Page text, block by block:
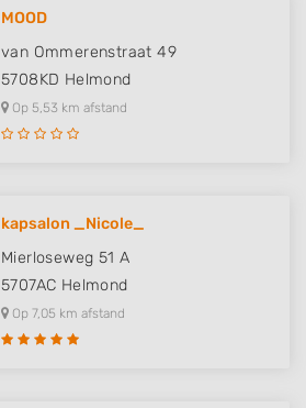
MOOD
van Ommerenstraat 49
5708KD Helmond
Op 5,53 km afstand
kapsalon _Nicole_
Mierloseweg 51 A
5707AC Helmond
Op 7,05 km afstand